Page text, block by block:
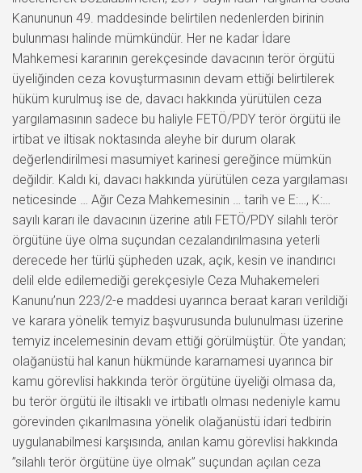
Kanununun 49. maddesinde belirtilen nedenlerden birinin
bulunması halinde mümkündür. Her ne kadar İdare
Mahkemesi kararının gerekçesinde davacının terör örgütü
üyeliğinden ceza kovuşturmasının devam ettiği belirtilerek
hüküm kurulmuş ise de, davacı hakkında yürütülen ceza
yargılamasının sadece bu haliyle FETÖ/PDY terör örgütü ile
irtibat ve iltisak noktasında aleyhe bir durum olarak
değerlendirilmesi masumiyet karinesi gereğince mümkün
değildir. Kaldı ki, davacı hakkında yürütülen ceza yargılaması
neticesinde … Ağır Ceza Mahkemesinin … tarih ve E:…, K:…
sayılı kararı ile davacının üzerine atılı FETÖ/PDY silahlı terör
örgütüne üye olma suçundan cezalandırılmasına yeterli
derecede her türlü şüpheden uzak, açık, kesin ve inandırıcı
delil elde edilemediği gerekçesiyle Ceza Muhakemeleri
Kanunu’nun 223/2-e maddesi uyarınca beraat kararı verildiği
ve karara yönelik temyiz başvurusunda bulunulması üzerine
temyiz incelemesinin devam ettiği görülmüştür. Öte yandan;
olağanüstü hal kanun hükmünde kararnamesi uyarınca bir
kamu görevlisi hakkında terör örgütüne üyeliği olmasa da,
bu terör örgütü ile iltisaklı ve irtibatlı olması nedeniyle kamu
görevinden çıkarılmasına yönelik olağanüstü idari tedbirin
uygulanabilmesi karşısında, anılan kamu görevlisi hakkında
”silahlı terör örgütüne üye olmak” suçundan açılan ceza